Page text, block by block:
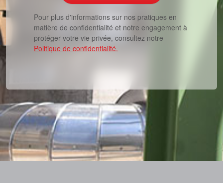
Pour plus d'informations sur nos pratiques en
matière de confidentialité et notre engagement à
protéger votre vie privée, consultez notre
Politique de confidentialité.